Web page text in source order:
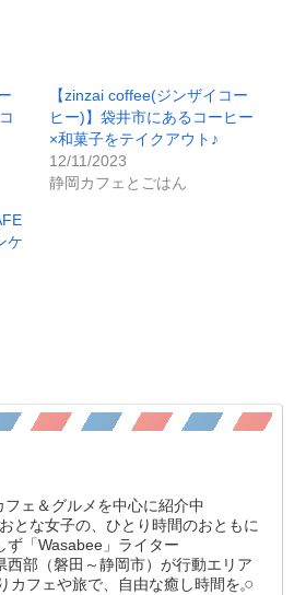
【zinzai coffee(ジンザイコー
ヒー)】袋井市にあるコーヒー
×和菓子をテイクアウト♪
12/11/2023
静岡カフェとごはん
ケ
フェ＆グルメを中心に紹介中
とな女子の、ひとり時間のおともに
ず「Wasabee」ライター
西部（磐田～静岡市）が行動エリア
フェや旅で、自由な癒し時間を𓈒𓏸